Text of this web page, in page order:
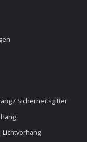
/ Sicherheitsgitter